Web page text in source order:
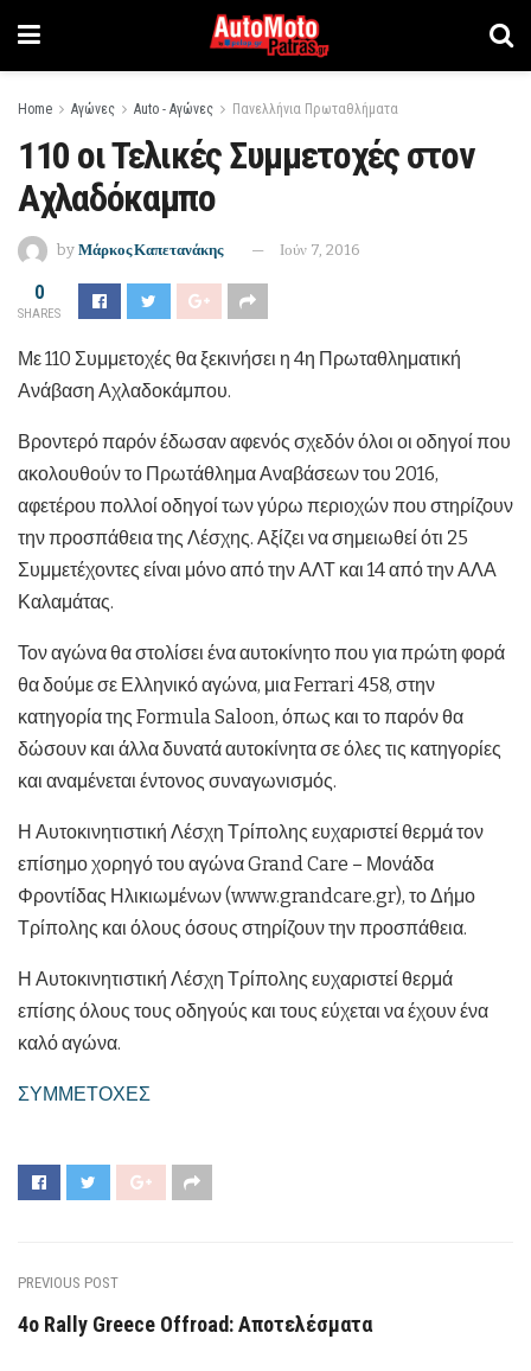
Home Αγώνες Auto - Αγώνες Πανελλήνια Πρωταθλήματα
110 οι Τελικές Συμμετοχές στον
Αχλαδόκαμπο
by Μάρκος Καπετανάκης Ιούν 7, 2016
0
SHARES
Με 110 Συμμετοχές θα ξεκινήσει η 4η Πρωταθληματική
Ανάβαση Αχλαδοκάμπου.
Βροντερό παρόν έδωσαν αφενός σχεδόν όλοι οι οδηγοί που
ακολουθούν το Πρωτάθλημα Αναβάσεων του 2016,
αφετέρου πολλοί οδηγοί των γύρω περιοχών που στηρίζουν
την προσπάθεια της Λέσχης. Αξίζει να σημειωθεί ότι 25
Συμμετέχοντες είναι μόνο από την ΑΛΤ και 14 από την ΑΛΑ
Καλαμάτας.
Τον αγώνα θα στολίσει ένα αυτοκίνητο που για πρώτη φορά
θα δούμε σε Ελληνικό αγώνα, μια Ferrari 458, στην
κατηγορία της Formula Saloon, όπως και το παρόν θα
δώσουν και άλλα δυνατά αυτοκίνητα σε όλες τις κατηγορίες
και αναμένεται έντονος συναγωνισμός.
Η Αυτοκινητιστική Λέσχη Τρίπολης ευχαριστεί θερμά τον
επίσημο χορηγό του αγώνα Grand Care – Μονάδα
Φροντίδας Ηλικιωμένων (www.grandcare.gr), το Δήμο
Τρίπολης και όλους όσους στηρίζουν την προσπάθεια.
Η Αυτοκινητιστική Λέσχη Τρίπολης ευχαριστεί θερμά
επίσης όλους τους οδηγούς και τους εύχεται να έχουν ένα
καλό αγώνα.
ΣΥΜΜΕΤΟΧΕΣ
PREVIOUS POST
4ο Rally Greece Offroad: Αποτελέσματα